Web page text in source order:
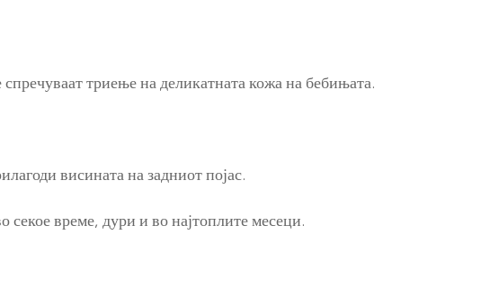
триење на деликатната кожа на бебињата.
висината на задниот појас.
секое време, дури и во најтоплите месеци.